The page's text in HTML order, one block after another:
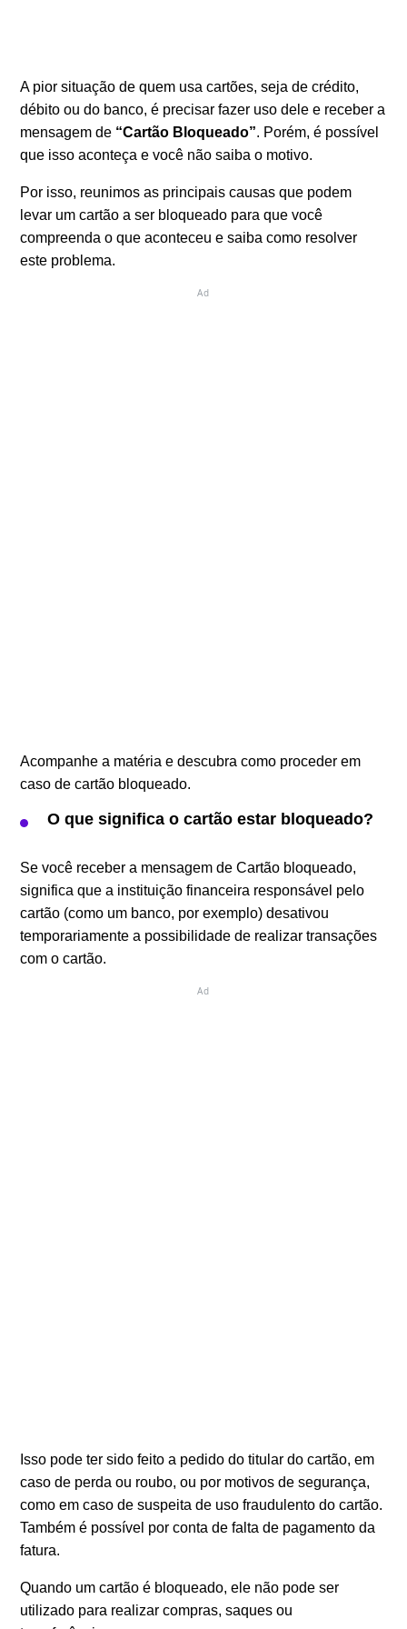
A pior situação de quem usa cartões, seja de crédito,
débito ou do banco, é precisar fazer uso dele e receber a
mensagem de “Cartão Bloqueado”. Porém, é possível
que isso aconteça e você não saiba o motivo.
Por isso, reunimos as principais causas que podem
levar um cartão a ser bloqueado para que você
compreenda o que aconteceu e saiba como resolver
este problema.
Ad
Acompanhe a matéria e descubra como proceder em
caso de cartão bloqueado.
O que significa o cartão estar bloqueado?
Se você receber a mensagem de Cartão bloqueado,
significa que a instituição financeira responsável pelo
cartão (como um banco, por exemplo) desativou
temporariamente a possibilidade de realizar transações
com o cartão.
Ad
Isso pode ter sido feito a pedido do titular do cartão, em
caso de perda ou roubo, ou por motivos de segurança,
como em caso de suspeita de uso fraudulento do cartão.
Também é possível por conta de falta de pagamento da
fatura.
Quando um cartão é bloqueado, ele não pode ser
utilizado para realizar compras, saques ou